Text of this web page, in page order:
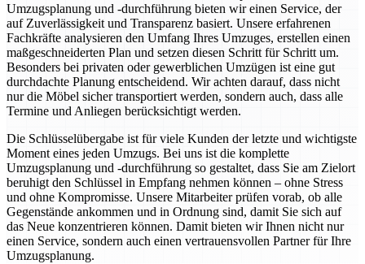
Umzugsplanung und -durchführung bieten wir einen Service, der
auf Zuverlässigkeit und Transparenz basiert. Unsere erfahrenen
Fachkräfte analysieren den Umfang Ihres Umzuges, erstellen einen
maßgeschneiderten Plan und setzen diesen Schritt für Schritt um.
Besonders bei privaten oder gewerblichen Umzügen ist eine gut
durchdachte Planung entscheidend. Wir achten darauf, dass nicht
nur die Möbel sicher transportiert werden, sondern auch, dass alle
Termine und Anliegen berücksichtigt werden.
Die Schlüsselübergabe ist für viele Kunden der letzte und wichtigste
Moment eines jeden Umzugs. Bei uns ist die komplette
Umzugsplanung und -durchführung so gestaltet, dass Sie am Zielort
beruhigt den Schlüssel in Empfang nehmen können – ohne Stress
und ohne Kompromisse. Unsere Mitarbeiter prüfen vorab, ob alle
Gegenstände ankommen und in Ordnung sind, damit Sie sich auf
das Neue konzentrieren können. Damit bieten wir Ihnen nicht nur
einen Service, sondern auch einen vertrauensvollen Partner für Ihre
Umzugsplanung.